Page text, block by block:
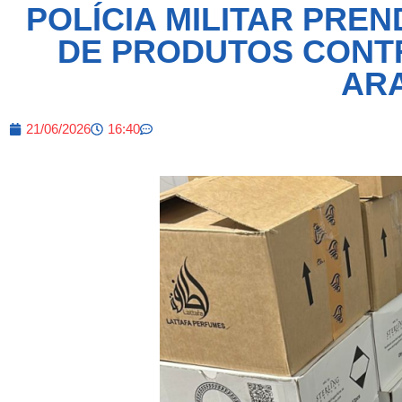
POLÍCIA MILITAR
DE PRODUTOS
21/06/2026 16:40